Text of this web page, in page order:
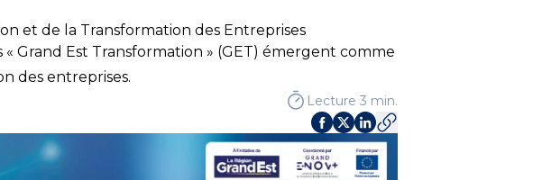
et de la Transformation des Entreprises
Grand Est Transformation » (GET) émergent comme
des entreprises.
Lecture 3 min.